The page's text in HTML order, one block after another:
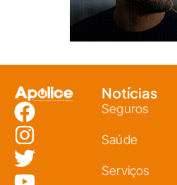
Notícias
Seguros
Saúde
Serviços